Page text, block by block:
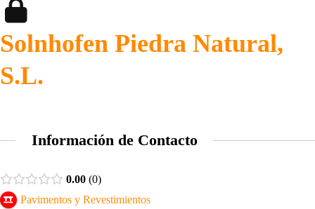
Solnhofen Piedra Natural,
S.L.
Información de Contacto
0.00 0
Pavimentos y Revestimientos